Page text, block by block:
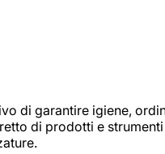
di garantire igiene,
di prodotti e